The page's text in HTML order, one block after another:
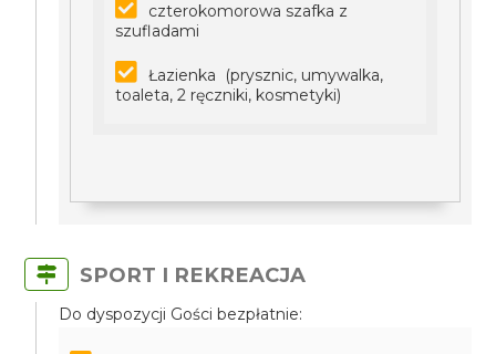
czterokomorowa szafka z
szufladami
Łazienka (prysznic, umywalka,
toaleta, 2 ręczniki, kosmetyki)
SPORT I REKREACJA
Do dyspozycji Gości bezpłatnie: